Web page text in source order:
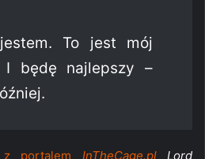
To jest mój
I będę najlepszy –
z portalem InTheCage.pl Lord